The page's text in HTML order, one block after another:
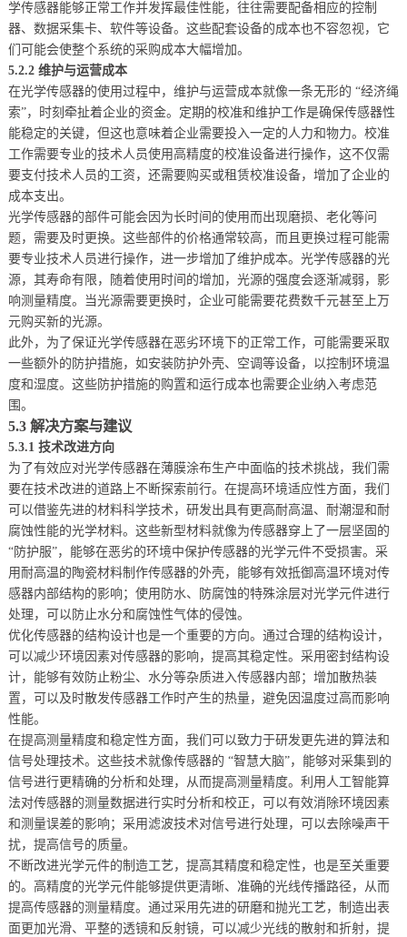
学传感器能够正常工作并发挥最佳性能，往往需要配备相应的控制
器、数据采集卡、软件等设备。这些配套设备的成本也不容忽视，它
们可能会使整个系统的采购成本大幅增加。
5.2.2 维护与运营成本
在光学传感器的使用过程中，维护与运营成本就像一条无形的 “经济绳
索”，时刻牵扯着企业的资金。定期的校准和维护工作是确保传感器性
能稳定的关键，但这也意味着企业需要投入一定的人力和物力。校准
工作需要专业的技术人员使用高精度的校准设备进行操作，这不仅需
要支付技术人员的工资，还需要购买或租赁校准设备，增加了企业的
成本支出。
光学传感器的部件可能会因为长时间的使用而出现磨损、老化等问
题，需要及时更换。这些部件的价格通常较高，而且更换过程可能需
要专业技术人员进行操作，进一步增加了维护成本。光学传感器的光
源，其寿命有限，随着使用时间的增加，光源的强度会逐渐减弱，影
响测量精度。当光源需要更换时，企业可能需要花费数千元甚至上万
元购买新的光源。
此外，为了保证光学传感器在恶劣环境下的正常工作，可能需要采取
一些额外的防护措施，如安装防护外壳、空调等设备，以控制环境温
度和湿度。这些防护措施的购置和运行成本也需要企业纳入考虑范
围。
5.3 解决方案与建议
5.3.1 技术改进方向
为了有效应对光学传感器在薄膜涂布生产中面临的技术挑战，我们需
要在技术改进的道路上不断探索前行。在提高环境适应性方面，我们
可以借鉴先进的材料科学技术，研发出具有更高耐高温、耐潮湿和耐
腐蚀性能的光学材料。这些新型材料就像为传感器穿上了一层坚固的
“防护服”，能够在恶劣的环境中保护传感器的光学元件不受损害。采
用耐高温的陶瓷材料制作传感器的外壳，能够有效抵御高温环境对传
感器内部结构的影响；使用防水、防腐蚀的特殊涂层对光学元件进行
处理，可以防止水分和腐蚀性气体的侵蚀。
优化传感器的结构设计也是一个重要的方向。通过合理的结构设计，
可以减少环境因素对传感器的影响，提高其稳定性。采用密封结构设
计，能够有效防止粉尘、水分等杂质进入传感器内部；增加散热装
置，可以及时散发传感器工作时产生的热量，避免因温度过高而影响
性能。
在提高测量精度和稳定性方面，我们可以致力于研发更先进的算法和
信号处理技术。这些技术就像传感器的 “智慧大脑”，能够对采集到的
信号进行更精确的分析和处理，从而提高测量精度。利用人工智能算
法对传感器的测量数据进行实时分析和校正，可以有效消除环境因素
和测量误差的影响；采用滤波技术对信号进行处理，可以去除噪声干
扰，提高信号的质量。
不断改进光学元件的制造工艺，提高其精度和稳定性，也是至关重要
的。高精度的光学元件能够提供更清晰、准确的光线传播路径，从而
提高传感器的测量精度。通过采用先进的研磨和抛光工艺，制造出表
面更加光滑、平整的透镜和反射镜，可以减少光线的散射和折射，提